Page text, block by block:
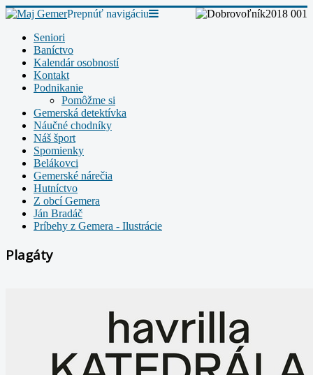
Prepnúť navigáciu
Seniori
Baníctvo
Kalendár osobností
Kontakt
Podnikanie
Pomôžme si
Gemerská detektívka
Náučné chodníky
Náš šport
Spomienky
Belákovci
Gemerské nárečia
Hutníctvo
Z obcí Gemera
Ján Bradáč
Príbehy z Gemera - Ilustrácie
Plagáty